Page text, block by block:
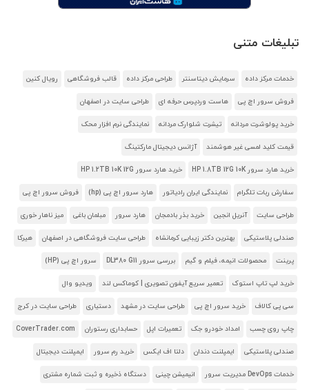
تبلیغات متنی
خدمات مرکز داده سرمایش دیتاسنتر طراحی مرکز داده قالب فروشگاهی رویال کنین
فروش سرور اچ پی هاست وردپرس حرفه ای طراحی سایت در اصفهان
خرید پولوشرت مردانه تیشرت شلوارک مردانه نمایندگی نرم افزار محک
قیمت کلید لمسی غیر هوشمند آژانس دیجیتال مارکتینگ
خرید هارد سرور HP 1.8TB 12G 10K خرید هارد سرور HP 1.2TB 10K 12G
سفارش ربات تلگرام نمایندگی ایران رادیاتور هارد سرور اچ پی (hp) فروش سرور اچ پی
طراحی سایت آنریل انجین خرید بذر بادمجان هارد سرور مبلمان باغی میز ناهار خوری
صندلی پلاستیکی بهترین دکتر زیبایی کرمانشاه طراحی سایت فروشگاهی در اصفهان هیرکا
پرینت محصولات انیمه، فیلم و گیم بررسی سرور DL380 G11 سرور اچ پی (HP)
خرید لپ تاپ استوک تعمیر سریع آیفون تصویری | کوماکس لند ویدیو وال
سی پی کالاف خرید سرور اچ پی طراحی سایت در مشهد دستیاری طراحی سایت در کرج
چاپ روی چسب امداد خودرو جک تعمیرات اپل حسابداری رستوران CoverTrader.com
صندلی پلاستیکی ایمپلنت دندان دلتا اف ایکس خرید رم سرور ایمپلنت دیجیتال
خدمات DevOps مدیریت سرور انیمیشن چینی دستگاه ذخیره و ثبت شماره مشتری